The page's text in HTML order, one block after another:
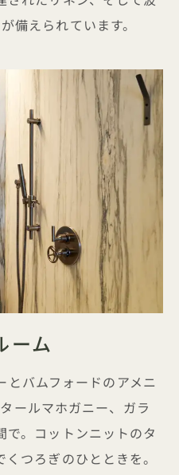
備えられています。
ーム
とバムフォードのアメニ
ールマホガニー、ガラ
で。コットンニットのタ
つろぎのひとときを。